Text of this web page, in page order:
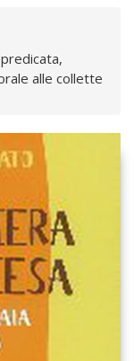
alle collette